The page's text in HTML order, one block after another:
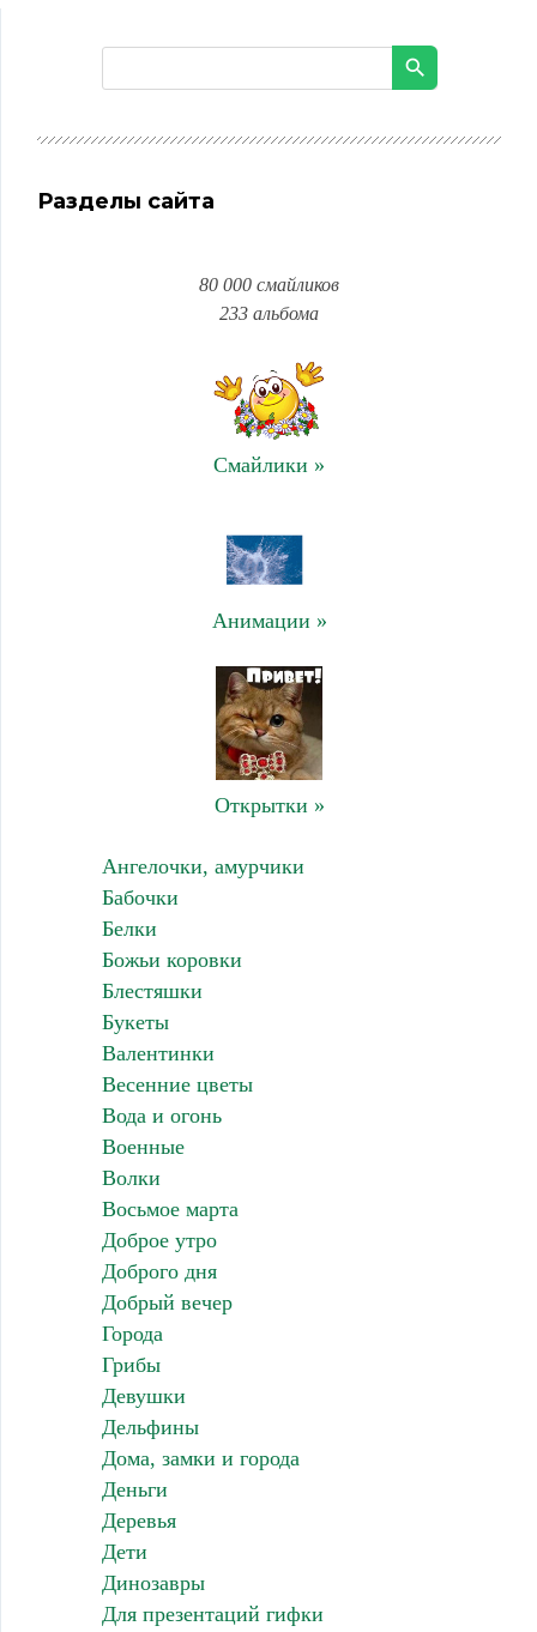
Разделы сайта
80 000 смайликов
233 альбома
Смайлики »
Анимации »
Открытки »
Ангелочки, амурчики
Бабочки
Белки
Божьи коровки
Блестяшки
Букеты
Валентинки
Весенние цветы
Вода и огонь
Военные
Волки
Восьмое марта
Доброе утро
Доброго дня
Добрый вечер
Города
Грибы
Девушки
Дельфины
Дома, замки и города
Деньги
Деревья
Дети
Динозавры
Для презентаций гифки